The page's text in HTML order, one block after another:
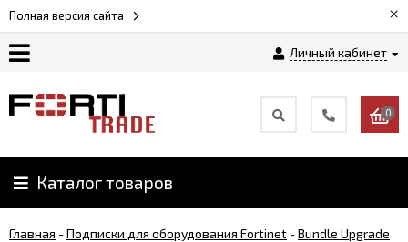
Полная версия сайта ×
Личный кабинет
0
Каталог товаров
Главная -Подписки для оборудования Fortinet -Bundle Upgrade